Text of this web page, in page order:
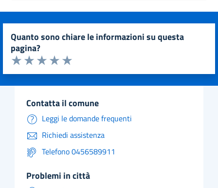
quanto sono chiare le informazioni su questa
pagina?
Valuta da 1 a 5 stelle la pagina
Valuta 5 stelle su 5
Valuta 4 stelle su 5
Valuta 3 stelle su 5
Valuta 2 stelle su 5
Valuta 1 stelle su 5
contatta il comune
Leggi le domande frequenti
Richiedi assistenza
Telefono 0456589911
problemi in città